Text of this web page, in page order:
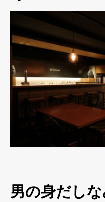
男の身だしな